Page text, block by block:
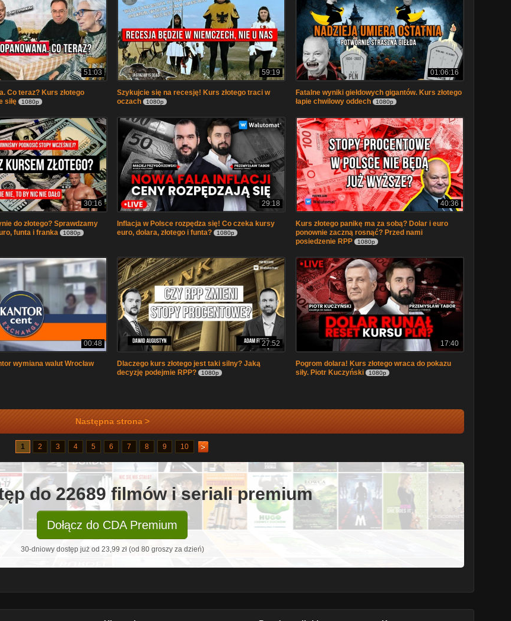
51:03
Co teraz? Kurs złotego
siłę
1080p
59:19
Szykujcie się na recesję! Kurs złotego traci w
oczach
1080p
01:06:16
Fatalne wyniki giełdowych gigantów. Kurs złotego
łapie chwilowy oddech
1080p
30:16
do złotego? Sprawdzamy
funta i franka
1080p
29:18
Inflacja w Polsce rozpędza się! Co czeka kursy
euro, dolara, złotego i funta?
1080p
40:36
Kurs złotego panikę ma za sobą? Dolar i euro
ponownie zaczną rosnąć? Przed nami
posiedzenie RPP
1080p
00:48
wymiana walut Wrocław
27:52
Dlaczego kurs złotego jest taki silny? Jaką
decyzję podejmie RPP?
1080p
17:40
Pogrom dolara! Kurs złotego wraca do pokazu
siły. Piotr Kuczyński
1080p
Następna strona >
1 2 3 4 5 6 7 8 9 10
do 22689 filmów i seriali premium
Dołącz do CDA Premium
30-dniowy dostęp już od 23,99 zł (od 80 groszy za dzień)